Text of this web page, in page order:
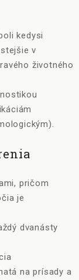
kedysi
v
životného
pričom
je
dvanásty
na prísady a